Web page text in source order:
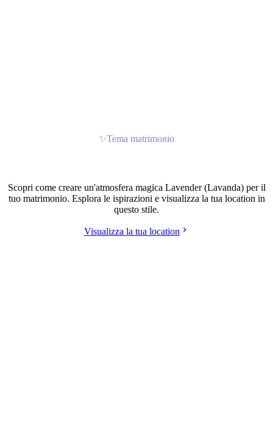
✨Tema matrimonio
Scopri come creare un'atmosfera magica Lavender (Lavanda) per il
tuo matrimonio. Esplora le ispirazioni e visualizza la tua location in
questo stile.
Visualizza la tua location